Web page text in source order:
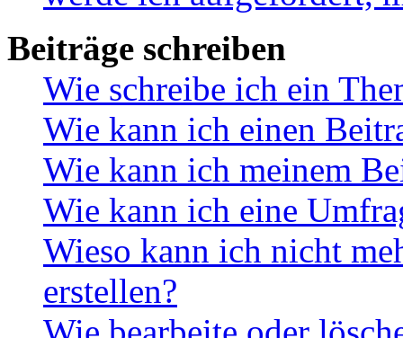
Beiträge schreiben
Wie schreibe ich ein
Wie kann ich einen
Wie kann ich meinem
Wie kann ich eine
Wieso kann ich nicht
erstellen?